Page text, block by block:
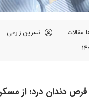
مقالات نسرین زارعی
دندان درد؛ از